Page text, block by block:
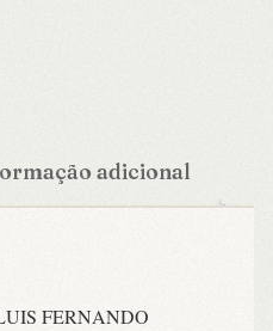
adicional
FERNANDO